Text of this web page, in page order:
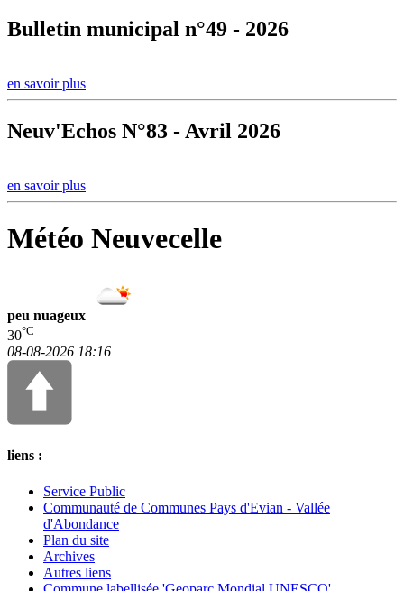
Bulletin municipal n°49 - 2026
en savoir plus
Neuv'Echos N°83 - Avril 2026
en savoir plus
Météo Neuvecelle
peu nuageux
30°C
08-08-2026 18:16
liens :
Service Public
Communauté de Communes Pays d'Evian - Vallée
d'Abondance
Plan du site
Archives
Autres liens